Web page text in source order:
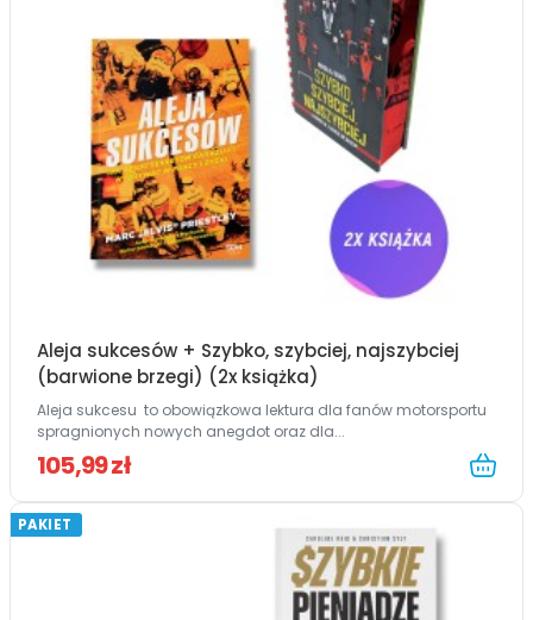
Aleja sukcesów + Szybko, szybciej, najszybciej
(barwione brzegi) (2x książka)
Aleja sukcesu to obowiązkowa lektura dla fanów motorsportu
spragnionych nowych anegdot oraz dla...
105,99 zł
PAKIET